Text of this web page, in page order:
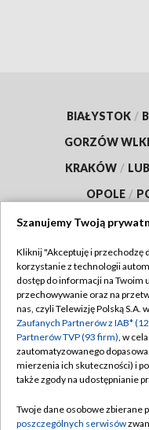
BIAŁYSTOK /
GORZÓW
KRAKÓW /
OPOLE /
SZCZECIN /
Dołącz
Abonament TVP
Emisja w TVP
Centrum informacji
Szanujemy Twoją
Kliknij "Akceptuję i przechodzę
korzystanie z technologii
dostęp do informacji na Twoim
przechowywanie oraz na
nas, czyli Telewizję Polską S.A.
Zaufanych Partnerów z IAB*
Partnerów TVP (93 firm), w
zautomatyzowanego
mierzenia ich skuteczności) i
także zgody na udostępnianie
Twoje dane osobowe zbierane
poszczególnych serwisów